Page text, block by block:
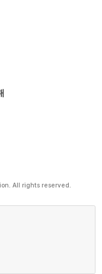
All rights reserved.